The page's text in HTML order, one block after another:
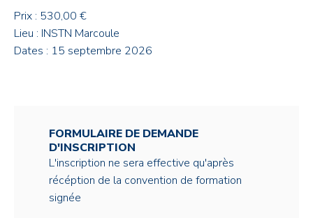
Prix : 530,00 €
Lieu : INSTN Marcoule
Dates : 15 septembre 2026
FORMULAIRE DE DEMANDE
D'INSCRIPTION
L'inscription ne sera effective qu'après
récéption de la convention de formation
signée